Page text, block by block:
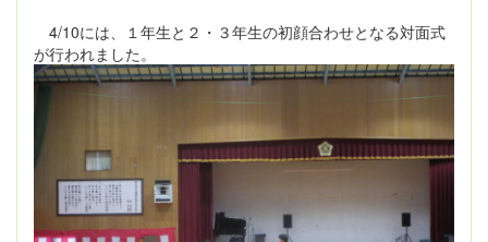
4/10には、１年生と２・３年生の初顔合わせとなる対面式
が行われました。